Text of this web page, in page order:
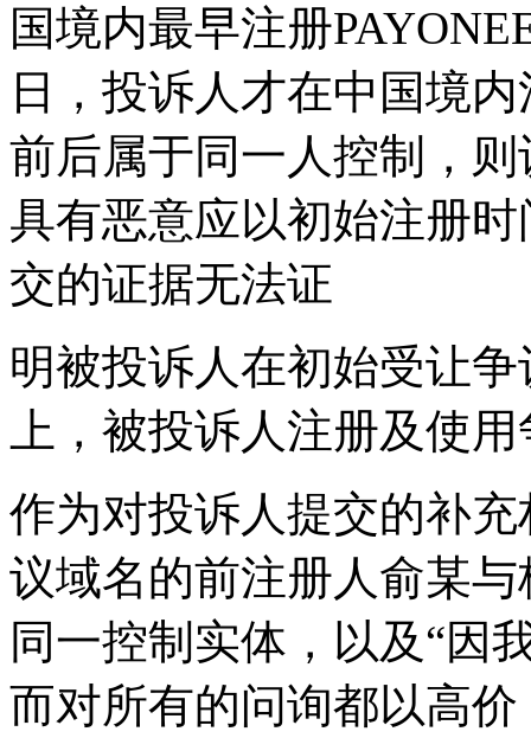
国境内最早注册
日，投诉人才在中国境
前后属于同一人控制，
具有恶意应以初始注册
交的证据无法证
明被投诉人在初始受让
上，被投诉人注册及使
作为对投诉人提交的补
议域名的前注册人俞某
同一控制实体，以及“因
而对所有的问询都以高